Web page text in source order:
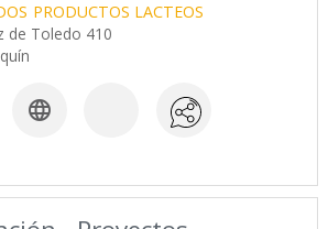
PRODUCTOS LACTEOS
de Toledo 410
